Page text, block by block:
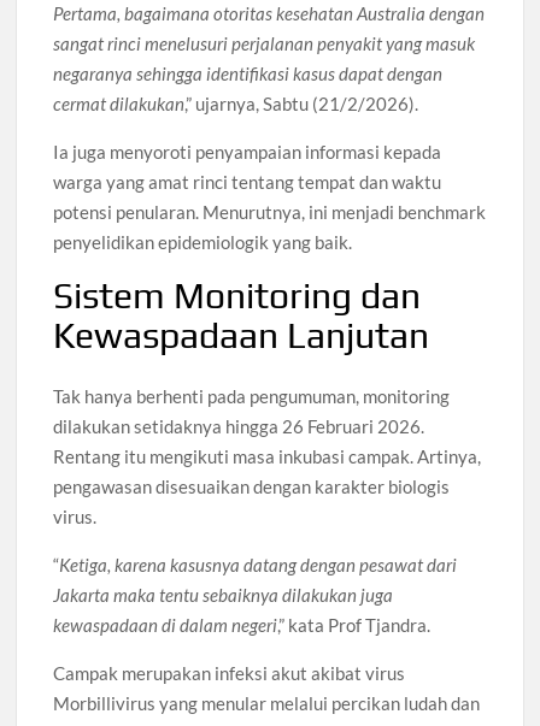
Pertama, bagaimana otoritas kesehatan Australia dengan
sangat rinci menelusuri perjalanan penyakit yang masuk
negaranya sehingga identifikasi kasus dapat dengan
cermat dilakukan,” ujarnya, Sabtu (21/2/2026).
Ia juga menyoroti penyampaian informasi kepada
warga yang amat rinci tentang tempat dan waktu
potensi penularan. Menurutnya, ini menjadi benchmark
penyelidikan epidemiologik yang baik.
Sistem Monitoring dan
Kewaspadaan Lanjutan
Tak hanya berhenti pada pengumuman, monitoring
dilakukan setidaknya hingga 26 Februari 2026.
Rentang itu mengikuti masa inkubasi campak. Artinya,
pengawasan disesuaikan dengan karakter biologis
virus.
“Ketiga, karena kasusnya datang dengan pesawat dari
Jakarta maka tentu sebaiknya dilakukan juga
kewaspadaan di dalam negeri,” kata Prof Tjandra.
Campak merupakan infeksi akut akibat virus
Morbillivirus yang menular melalui percikan ludah dan